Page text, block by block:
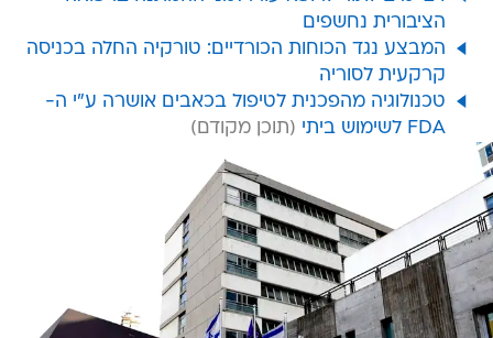
הציבורית נחשפים
המבצע נגד הכוחות הכורדיים: טורקיה החלה בכניסה
קרקעית לסוריה
טכנולוגיה מהפכנית לטיפול בכאבים אושרה ע"י ה-
FDA לשימוש ביתי